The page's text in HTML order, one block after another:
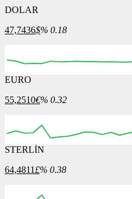
DOLAR
47,7436$% 0.18
EURO
55,2510€% 0.32
STERLİN
64,4811£% 0.38